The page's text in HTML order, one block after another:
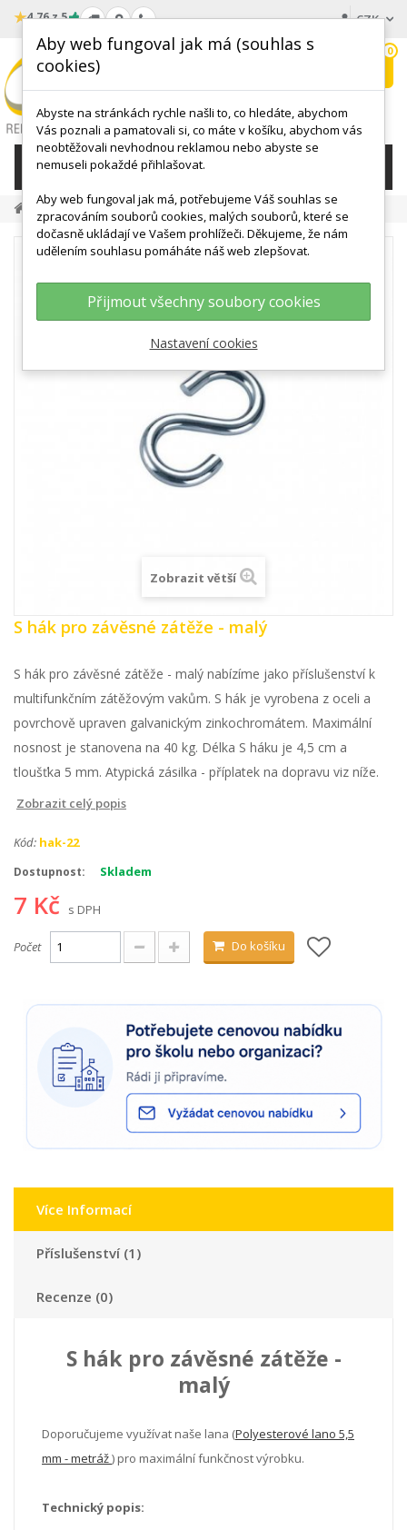
★4.76 z 5 CZK
wishlist
0
KATEGORIE
Zobrazit větší
S hák pro závěsné zátěže - malý
S hák pro závěsné zátěže - malý nabízíme jako příslušenství k
multifunkčním zátěžovým vakům. S hák je vyrobena z oceli a
povrchově upraven galvanickým zinkochromátem. Maximální
nosnost je stanovena na 40 kg. Délka S háku je 4,5 cm a
tloušťka 5 mm. Atypická zásilka - příplatek na dopravu viz níže.
Zobrazit celý popis
Kód: hak-22
Dostupnost: Skladem
7 Kč s DPH
Počet Do košíku
Více Informací
Příslušenství (1)
Recenze (0)
S hák pro závěsné zátěže -
malý
Doporučujeme využívat naše lana (Polyesterové lano 5,5
mm - metráž) pro maximální funkčnost výrobku.
Technický popis:
Aby web fungoval jak má (souhlas s
cookies)
Abyste na stránkách rychle našli to, co hledáte, abychom
Vás poznali a pamatovali si, co máte v košíku, abychom vás
neobtěžovali nevhodnou reklamou nebo abyste se
nemuseli pokaždé přihlašovat.
Aby web fungoval jak má, potřebujeme Váš souhlas se
zpracováním souborů cookies, malých souborů, které se
dočasně ukládají ve Vašem prohlížeči. Děkujeme, že nám
udělením souhlasu pomáháte náš web zlepšovat.
Přijmout všechny soubory cookies
Nastavení cookies